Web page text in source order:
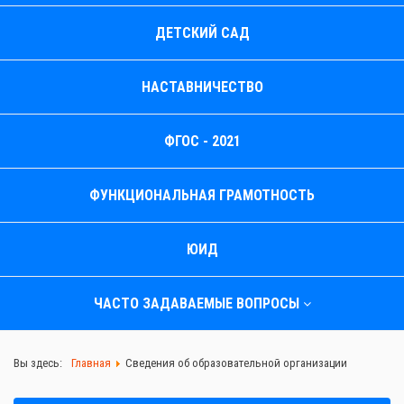
ДЕТСКИЙ САД
НАСТАВНИЧЕСТВО
ФГОС - 2021
ФУНКЦИОНАЛЬНАЯ ГРАМОТНОСТЬ
ЮИД
ЧАСТО ЗАДАВАЕМЫЕ ВОПРОСЫ
Вы здесь: Главная Сведения об образовательной организации